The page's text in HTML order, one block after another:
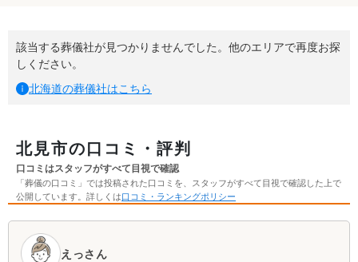
該当する葬儀社が見つかりませんでした。他のエリアで再度お探
しください。
北海道の葬儀社はこちら
北見市の口コミ・評判
口コミはスタッフがすべて目視で確認
「葬儀の口コミ」では投稿された口コミを、スタッフがすべて目視で確認した上で
公開しています。詳しくは口コミ・ランキングポリシー
えっさん